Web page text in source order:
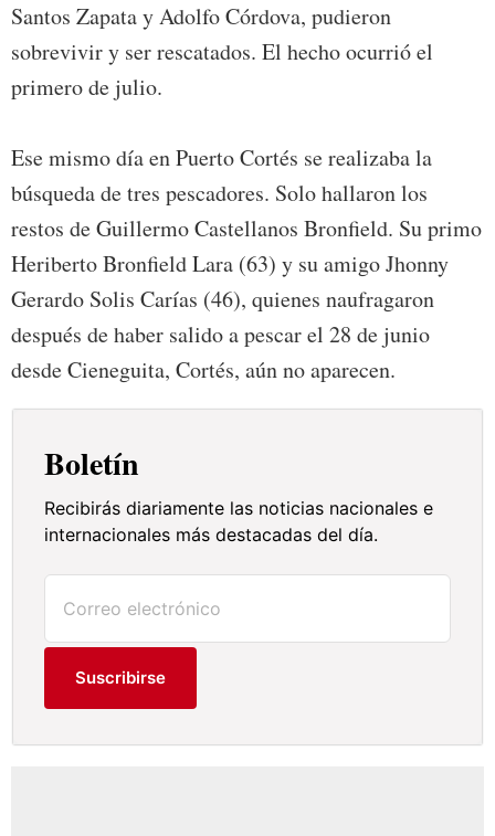
Santos Zapata y Adolfo Córdova, pudieron
sobrevivir y ser rescatados. El hecho ocurrió el
primero de julio.
Ese mismo día en Puerto Cortés se realizaba la
búsqueda de tres pescadores. Solo hallaron los
restos de Guillermo Castellanos Bronfield. Su primo
Heriberto Bronfield Lara (63) y su amigo Jhonny
Gerardo Solis Carías (46), quienes naufragaron
después de haber salido a pescar el 28 de junio
desde Cieneguita, Cortés, aún no aparecen.
Boletín
Recibirás diariamente las noticias nacionales e
internacionales más destacadas del día.
Suscribirse